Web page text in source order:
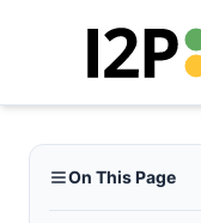
On This Page